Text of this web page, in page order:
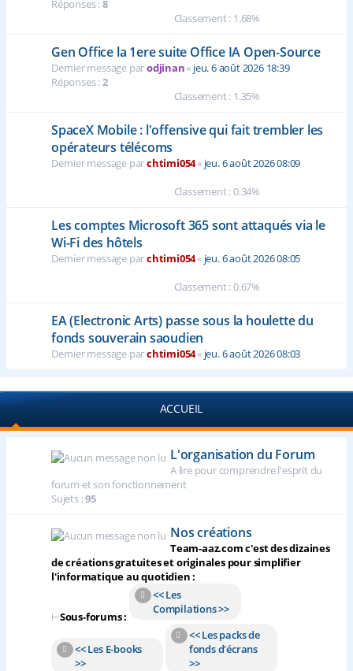
Réponses :8
Classement : 1.68%
Gen Office la 1ere suite Office IA Open-Source
Dernier message parodjinan« jeu. 6 août 2026 18:39
Réponses :2
Classement : 1.35%
SpaceX Mobile : l'offensive qui fait trembler les
opérateurs télécoms
Dernier message parchtimi054« jeu. 6 août 2026 08:09
Classement : 0.34%
Les comptes Microsoft 365 sont attaqués via le
Wi-Fi des hôtels
Dernier message parchtimi054« jeu. 6 août 2026 08:05
Classement : 0.67%
EA (Electronic Arts) passe sous la houlette du
fonds souverain saoudien
Dernier message parchtimi054« jeu. 6 août 2026 08:03
ACCUEIL
L'organisation du Forum
A lire pour comprendre l'esprit du
forum et son fonctionnement
Sujets :95
Nos créations
Team-aaz.com c'est des dizaines
de créations gratuites et originales pour simplifier
l'informatique au quotidien :
⊢Sous-forums :
<< Les
Compilations >>
<< Les E-books
>>
<< Les packs de
fonds d'écrans
>>